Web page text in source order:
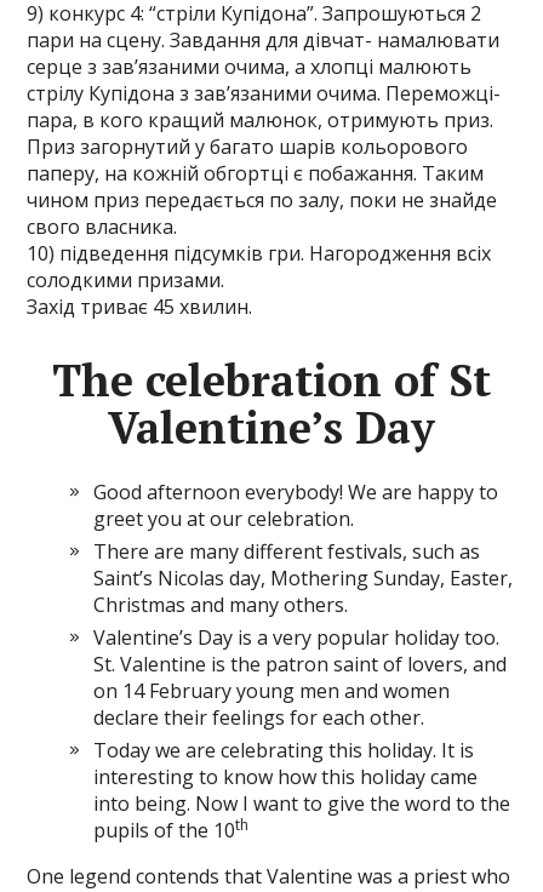
9) конкурс 4: “стріли Купідона”. Запрошуються 2
пари на сцену. Завдання для дівчат- намалювати
серце з зав’язаними очима, а хлопці малюють
стрілу Купідона з зав’язаними очима. Переможці-
пара, в кого кращий малюнок, отримують приз.
Приз загорнутий у багато шарів кольорового
паперу, на кожній обгортці є побажання. Таким
чином приз передається по залу, поки не знайде
свого власника.
10) підведення підсумків гри. Нагородження всіх
солодкими призами.
Захід триває 45 хвилин.
The celebration of St
Valentine’s Day
Good afternoon everybody! We are happy to
greet you at our celebration.
There are many different festivals, such as
Saint’s Nicolas day, Mothering Sunday, Easter,
Christmas and many others.
Valentine’s Day is a very popular holiday too.
St. Valentine is the patron saint of lovers, and
on 14 February young men and women
declare their feelings for each other.
Today we are celebrating this holiday. It is
interesting to know how this holiday came
into being. Now I want to give the word to the
pupils of the 10th
One legend contends that Valentine was a priest who